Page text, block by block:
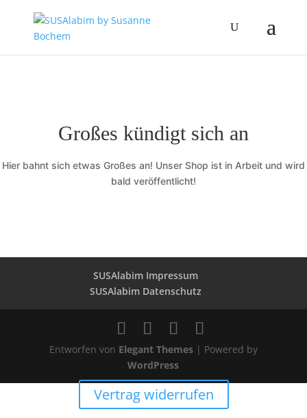
Großes kündigt sich an
Hier bahnt sich etwas Großes an! Unser Shop ist in Arbeit und wird
bald veröffentlicht!
SUSAlabim Impressum
SUSAlabim Datenschutz
Entworfen von Elegant Themes| Powered by
WordPress
Vertrag widerrufen